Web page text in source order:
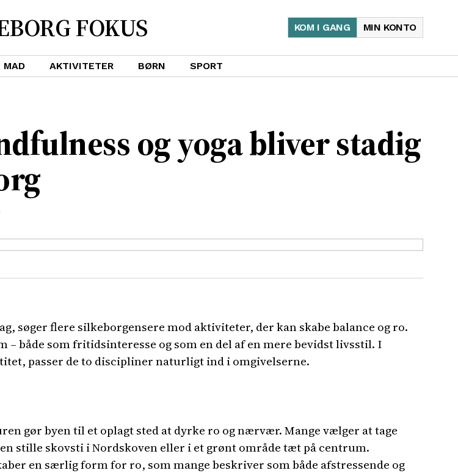
FOKUS MIN KONTO
KOM I GANG
MAD AKTIVITETER BØRN SPORT
og yoga bliver stadig
søger flere silkeborgensere mod aktiviteter, der kan skabe balance og ro.
både som fritidsinteresse og som en del af en mere bevidst livsstil. I
passer de to discipliner naturligt ind i omgivelserne.
gør byen til et oplagt sted at dyrke ro og nærvær. Mange vælger at tage
stille skovsti i Nordskoven eller i et grønt område tæt på centrum.
en særlig form for ro, som mange beskriver som både afstressende og